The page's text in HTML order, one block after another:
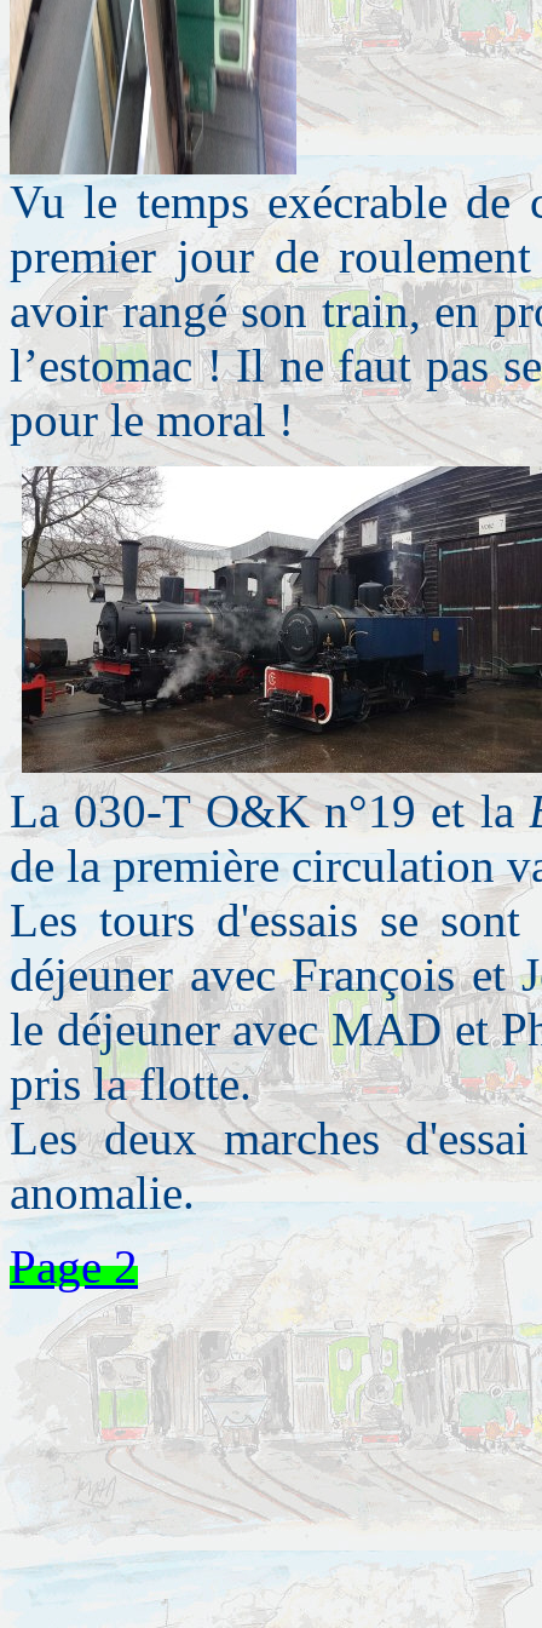
Vu le temps exécrable de
premier jour de
avoir rangé son train, en
l’estomac ! Il ne faut pas
pour le moral !
La 030-T O&K n°19 et la
de la première circulation
Les tours d'essais se
déjeuner avec François et
le déjeuner avec MAD et
pris la flotte.
Les deux marches
anomalie.
Page 2